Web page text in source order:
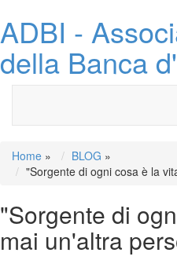
ADBI -
della Banca
Home » BLOG »
"Sorgente di ogni cosa è la
"Sorgente di
mai un'altra